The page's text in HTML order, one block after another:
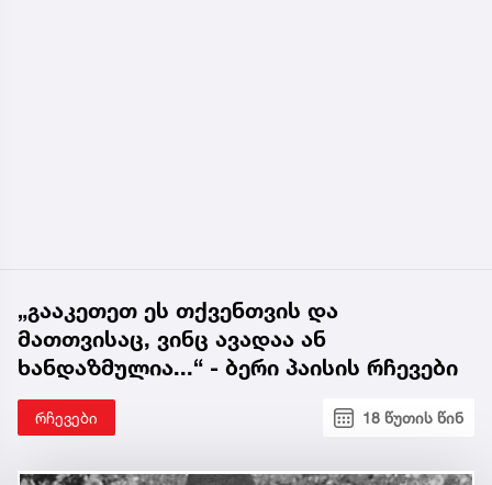
„გააკეთეთ ეს თქვენთვის და
მათთვისაც, ვინც ავადაა ან
ხანდაზმულია...“ - ბერი პაისის რჩევები
რჩევები 18 წუთის წინ